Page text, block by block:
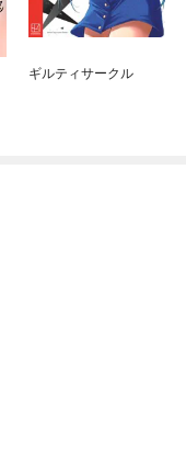
ギルティサークル